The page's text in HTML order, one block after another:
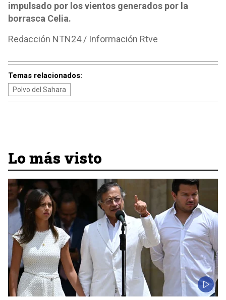
impulsado por los vientos generados por la
borrasca Celia.
Redacción NTN24 / Información Rtve
Temas relacionados:
Polvo del Sahara
Lo más visto